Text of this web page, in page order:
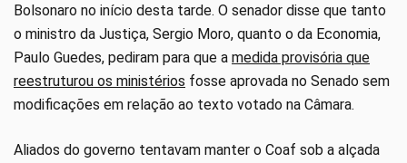
Bolsonaro no início desta tarde. O senador disse que tanto
o ministro da Justiça, Sergio Moro, quanto o da Economia,
Paulo Guedes, pediram para que a medida provisória que
reestruturou os ministérios fosse aprovada no Senado sem
modificações em relação ao texto votado na Câmara.
Aliados do governo tentavam manter o Coaf sob a alçada